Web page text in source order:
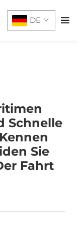
DE
Schnelle
Sie
Fahrt